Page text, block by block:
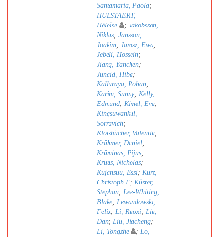
Santamaria, Paola;
HULSTAERT,
Héloïse
; Jakobsson,
Niklas; Jansson,
Joakim; Jarosz, Ewa;
Jebeli, Hossein;
Jiang, Yanchen;
Junaid, Hiba;
Kalluraya, Rohan;
Karim, Sunny; Kelly,
Edmund; Kimel, Eva;
Kingsuwankul,
Sorravich;
Klotzbücher, Valentin;
Krähmer, Daniel;
Krūminas, Pijus;
Kruus, Nicholas;
Kujansuu, Essi; Kurz,
Christoph F; Küster,
Stephan; Lee-Whiting,
Blake; Lewandowski,
Felix; Li, Ruoxi; Liu,
Dan; Liu, Jiacheng;
Li, Tongzhe
; Lo,